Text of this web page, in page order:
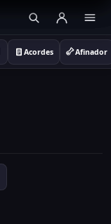
Acordes Afinador